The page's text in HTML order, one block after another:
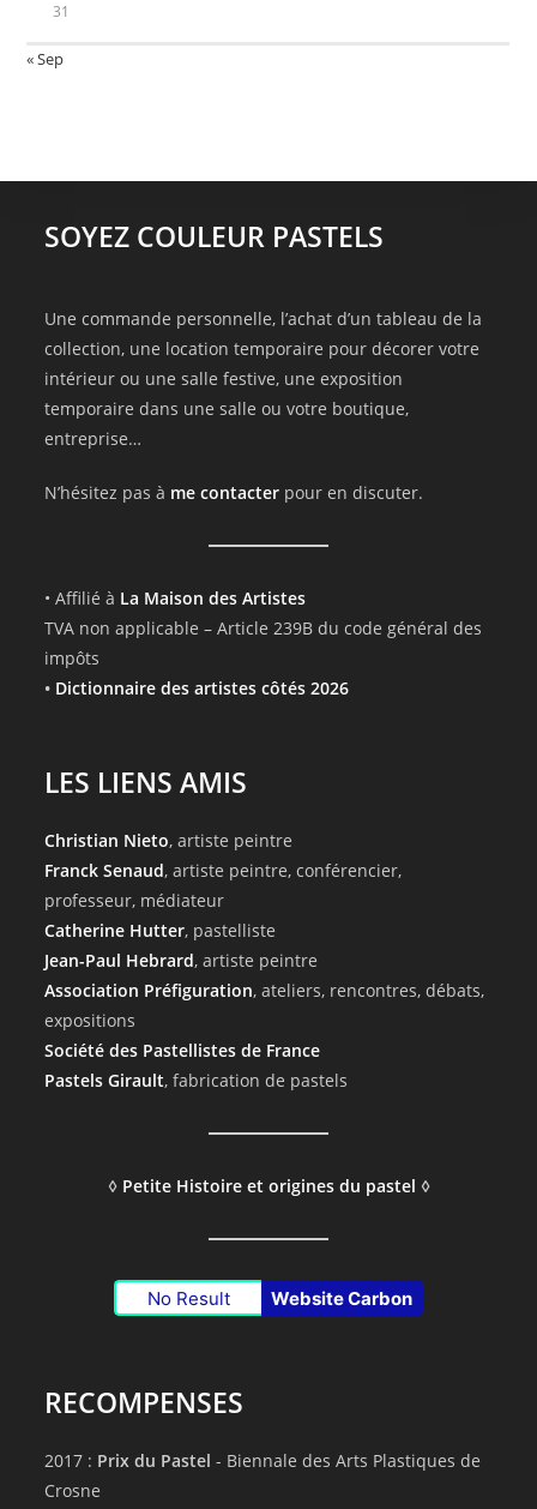
31
« Sep
SOYEZ COULEUR PASTELS
Une commande personnelle, l’achat d’un tableau de la
collection, une location temporaire pour décorer votre
intérieur ou une salle festive, une exposition
temporaire dans une salle ou votre boutique,
entreprise…
N’hésitez pas à me contacter pour en discuter.
• Affilié à La Maison des Artistes
TVA non applicable – Article 239B du code général des
impôts
• Dictionnaire des artistes côtés 2026
LES LIENS AMIS
Christian Nieto, artiste peintre
Franck Senaud, artiste peintre, conférencier,
professeur, médiateur
Catherine Hutter, pastelliste
Jean-Paul Hebrard, artiste peintre
Association Préfiguration, ateliers, rencontres, débats,
expositions
Société des Pastellistes de France
Pastels Girault, fabrication de pastels
◊ Petite Histoire et origines du pastel ◊
No Result Website Carbon
RECOMPENSES
2017 : Prix du Pastel - Biennale des Arts Plastiques de
Crosne